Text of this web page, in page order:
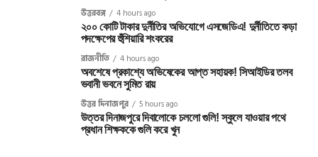
উত্তরবঙ্গ 4 hours ago
২০০ কোটি টাকার দুর্নীতির অভিযোগে এসজেডিএ! দুর্নীতিতে কড়া
পদক্ষেপের হুঁশিয়ারি শংকরের
রাজনীতি 4 hours ago
অবশেষে প্রকাশ্যে অভিষেকের আপ্ত সহায়ক! সিআইডির তলব
ভবানী ভবনে সুমিত রায়
উত্তর দিনাজপুর 5 hours ago
উত্তর দিনাজপুরে দিবালোকে চললো গুলি! স্কুলে যাওয়ার পথে
প্রধান শিক্ষককে গুলি করে খুন